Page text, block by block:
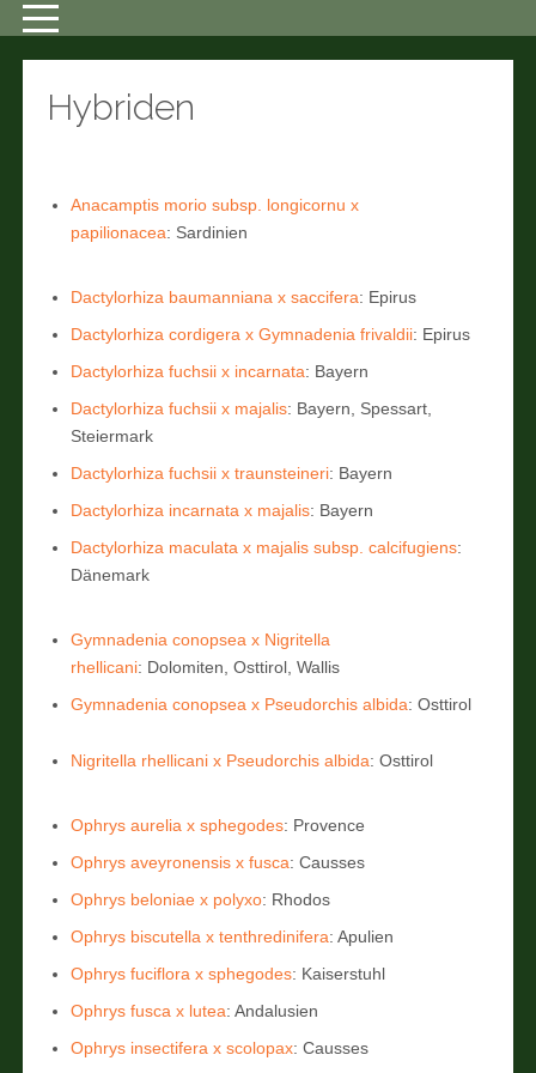
Hybriden
Anacamptis morio subsp. longicornu x
papilionacea: Sardinien
Dactylorhiza baumanniana x saccifera: Epirus
Dactylorhiza cordigera x Gymnadenia frivaldii: Epirus
Dactylorhiza fuchsii x incarnata: Bayern
Dactylorhiza fuchsii x majalis: Bayern, Spessart,
Steiermark
Dactylorhiza fuchsii x traunsteineri: Bayern
Dactylorhiza incarnata x majalis: Bayern
Dactylorhiza maculata x majalis subsp. calcifugiens:
Dänemark
Gymnadenia conopsea x Nigritella
rhellicani: Dolomiten, Osttirol, Wallis
Gymnadenia conopsea x Pseudorchis albida: Osttirol
Nigritella rhellicani x Pseudorchis albida: Osttirol
Ophrys aurelia x sphegodes: Provence
Ophrys aveyronensis x fusca: Causses
Ophrys beloniae x polyxo: Rhodos
Ophrys biscutella x tenthredinifera: Apulien
Ophrys fuciflora x sphegodes: Kaiserstuhl
Ophrys fusca x lutea: Andalusien
Ophrys insectifera x scolopax: Causses